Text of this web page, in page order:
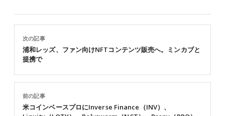
前の記事
米コインベースプロにInverse Finance（INV）、
次の記事
浦和レッズ、ファン向けNFTコンテンツ販売へ。ミンカブと
提携で